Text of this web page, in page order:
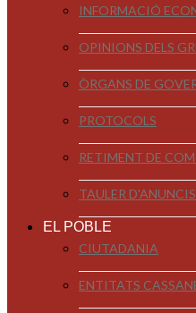
INFORMACIÓ
OPINIONS DELS
ÒRGANS DE
PROTOCOLS
RETIMENT DE
TAULER D'ANUNCIS
EL POBLE
CIUTADANIA
ENTITATS